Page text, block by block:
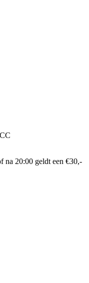
na 20:00 geldt een €30,-